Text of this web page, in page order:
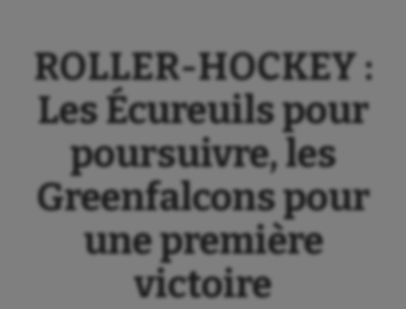
ROLLER-HOCKEY :
Les Écureuils pour
poursuivre, les
Greenfalcons pour
une première
victoire